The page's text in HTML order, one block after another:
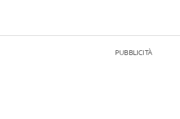
PUBBLICITÀ